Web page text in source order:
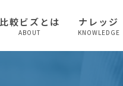
比較ビズとは
ABOUT
ナレッジ
KNOWLEDGE